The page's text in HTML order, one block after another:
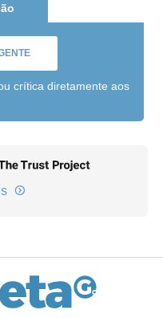
crítica diretamente aos